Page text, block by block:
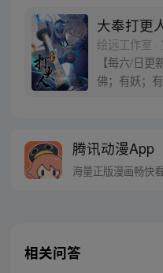
大奉打更
绘远工作室 ·
【每六/日
佛；有妖；
者卖报小郎
799493374
腾讯动漫App
海量正版漫画畅快看
相关问答